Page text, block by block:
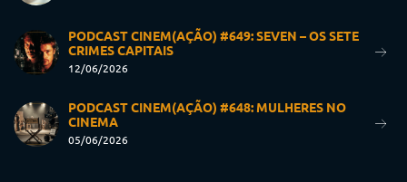
PODCAST CINEM(AÇÃO) #649: SEVEN – OS SETE
CRIMES CAPITAIS
12/06/2026
PODCAST CINEM(AÇÃO) #648: MULHERES NO
CINEMA
05/06/2026